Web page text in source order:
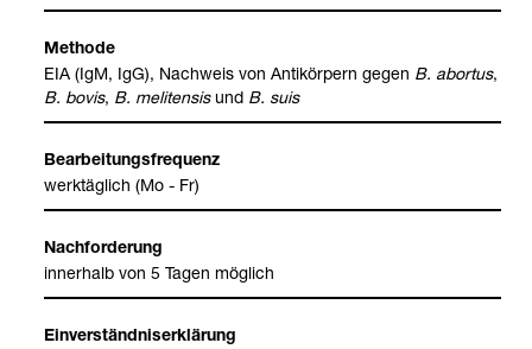
Methode
EIA (IgM, IgG), Nach­weis von Anti­kör­pern gegen B. abor­tus,
B. bovis, B. meli­ten­sisund B. suis
Bear­bei­tungs­fre­quenz
werk­täg­lich (Mo - Fr)
Nach­for­de­rung
inner­halb von 5 Tagen mög­lich
Ein­ver­ständ­nis­er­klä­rung